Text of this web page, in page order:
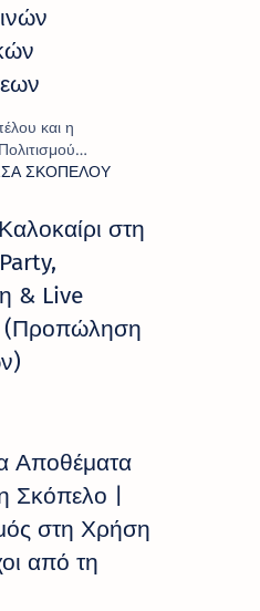
και η
πρόγραμμα «
στη
& Live
(Προπώληση
Αποθέματα
Σκόπελο |
στη Χρήση
από τη